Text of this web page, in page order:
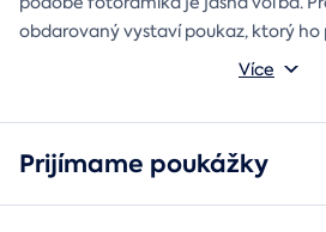
obdarovaný vystaví poukaz, ktorý
absolvovaní tam poputuje fotka zo
Môžete vybrať z motívov balónový,
Více
Prijímame poukážky